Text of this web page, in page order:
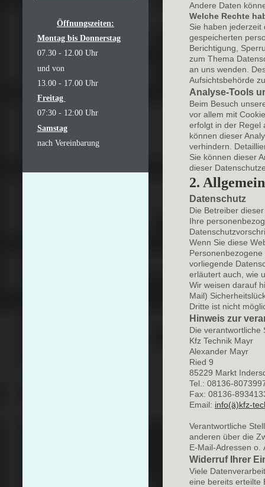
Andere Daten
Welche Rechte
Sie haben
gespeicherten
Berichtigung,
zum Thema
an uns wenden.
Aufsichtsbehörde
Analyse-Tools
Beim Besuch
vor allem mit
erfolgt in der Regel
können dieser
verhindern.
Sie können dieser
dieser
2.
Datenschutz
Die Betreiber
Ihre
Wenn Sie diese
vorliegende
erläutert auch, wie
Wir weisen darauf
Mail)
Dritte ist nicht
Hinweis zur
Die verantwortliche
Kfz Technik Mayr
Alexander Mayr
Ried 9
85229 Markt
Tel.: 08136-
Fax: 08136-
Email: info(ä)kfz-
Verantwortliche
anderen über die
E-Mail-Adressen o.
Widerruf Ihrer
Viele
eine bereits erteilte
Öffnungszeiten:
Montag bis Donnerstag
07.30 - 12.00 Uhr
und von
13.00 - 17.00 Uhr
Freitag
07:30 - 12:00 Uhr
Samstag
nach Vereinbarung